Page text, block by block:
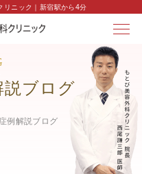
リニック｜新宿駅から4分
説ブログ
例解説ブログ